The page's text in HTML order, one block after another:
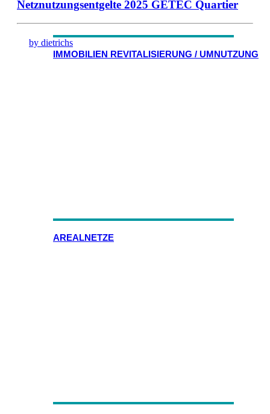
IMMOBILIEN REVITALISIERUNG / UMNUTZUNG
AREALNETZE
Netznutzungsentgelte 2025 GETEC Quartier
by dietrichs